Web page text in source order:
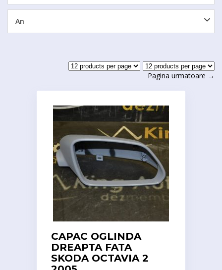
An
Pagina urmatoare →
CAPAC OGLINDA
DREAPTA FATA
SKODA OCTAVIA 2